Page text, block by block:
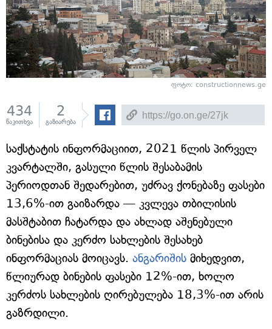
ფოტო: constructionnews.ge
434
წაკითხვა
2
გაზიარება
საქსტატის ინფორმაციით, 2021 წლის პირველ
კვარტალში, გასული წლის შესაბამის
პერიოდთან შედარებით, უძრავ ქონებაზე ფასები
13,6%-ით გაიზარდა — კვლევა თბილისის
მასშტაბით ჩატარდა და ახლად აშენებული
ბინებისა და კერძო სახლების შესახებ
ინფორმაციას მოიცავს. ანგარიშის მიხედვით,
წლიურად ბინების ფასები 12%-ით, ხოლო
კერძოს სახლების ღირებულება 18,3%-ით არის
გაზრდილი.